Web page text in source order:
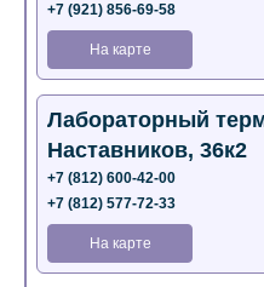
+7 (921) 856-69-58
На карте
Лабораторный
Наставников, 36к2
+7 (812) 600-42-00
+7 (812) 577-72-33
На карте